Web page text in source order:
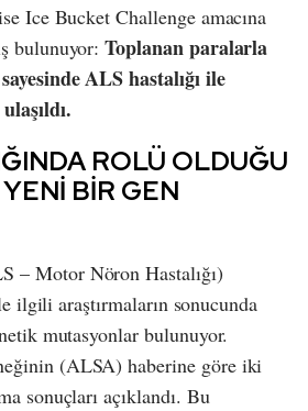
Ice Bucket Challenge amacına
bulunuyor:Toplanan paralarla
ALS hastalığı ile
ROLÜ OLDUĞU
BİR GEN
– Motor Nöron Hastalığı)
ilgili araştırmaların sonucunda
mutasyonlar bulunuyor.
(ALSA) haberine göre iki
sonuçları açıklandı. Bu